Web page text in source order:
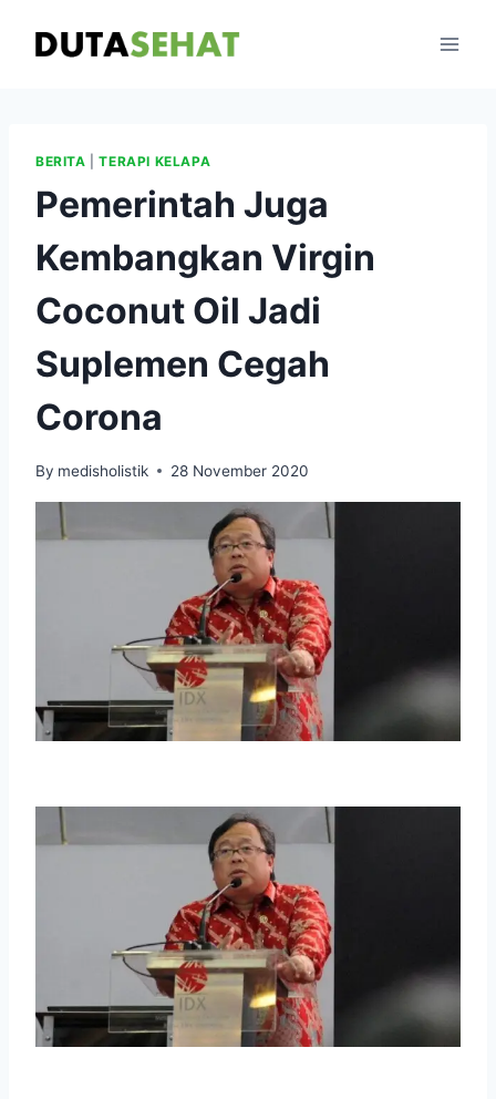
BERITA |TERAPI KELAPA
Pemerintah Juga
Kembangkan Virgin
Coconut Oil Jadi
Suplemen Cegah
Corona
By medisholistik 28 November 2020